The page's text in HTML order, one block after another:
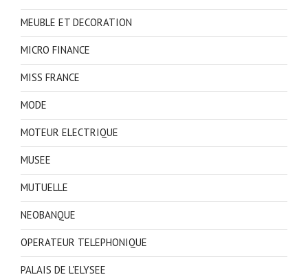
MEUBLE ET DECORATION
MICRO FINANCE
MISS FRANCE
MODE
MOTEUR ELECTRIQUE
MUSEE
MUTUELLE
NEOBANQUE
OPERATEUR TELEPHONIQUE
PALAIS DE L'ELYSEE